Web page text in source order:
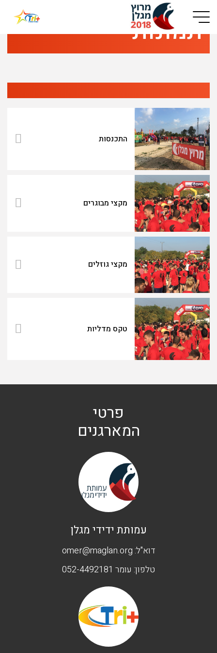
Button used only for devices with a small screen
תמונות
התכנסות
מקצי מבוגרים
מקצי גוזלים
טקס מדליות
פרטי
המארגנים
עמותת ידידי מגלן
דוא"ל: omer@maglan.org
טלפון: עומר 052-4492181